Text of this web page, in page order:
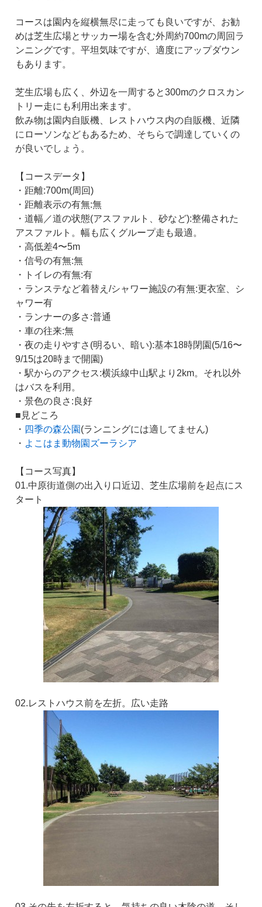
コースは園内を縦横無尽に走っても良いですが、お勧
めは芝生広場とサッカー場を含む外周約700mの周回ラ
ンニングです。平坦気味ですが、適度にアップダウン
もあります。
芝生広場も広く、外辺を一周すると300mのクロスカン
トリー走にも利用出来ます。
飲み物は園内自販機、レストハウス内の自販機、近隣
にローソンなどもあるため、そちらで調達していくの
が良いでしょう。
【コースデータ】
・距離:700m(周回)
・距離表示の有無:無
・道幅／道の状態(アスファルト、砂など):整備された
アスファルト。幅も広くグループ走も最適。
・高低差4〜5m
・信号の有無:無
・トイレの有無:有
・ランステなど着替え/シャワー施設の有無:更衣室、シ
ャワー有
・ランナーの多さ:普通
・車の往来:無
・夜の走りやすさ(明るい、暗い):基本18時閉園(5/16〜
9/15は20時まで開園)
・駅からのアクセス:横浜線中山駅より2km。それ以外
はバスを利用。
・景色の良さ:良好
■見どころ
・ 四季の森公園 (ランニングには適してません)
・ よこはま動物園ズーラシア
【コース写真】
01.中原街道側の出入り口近辺、芝生広場前を起点にス
タート
02.レストハウス前を左折。広い走路